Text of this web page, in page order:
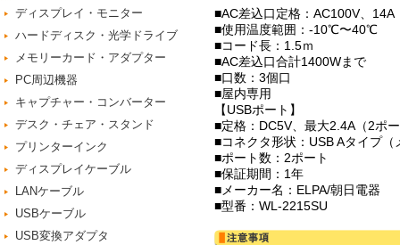
ディスプレイ・モニター
ハードディスク・光学ドライブ
メモリーカード・アダプター
PC周辺機器
キャプチャー・コンバーター
デスク・チェア・スタンド
プリンターインク
ディスプレイケーブル
LANケーブル
USBケーブル
USB変換アダプタ
■AC差込口定格：AC100V、14A
■使用温度範囲：-10℃〜40℃
■コード長：1.5ｍ
■AC差込口合計1400Wまで
■口数：3個口
■屋内専用
【USBポート】
■定格：DC5V、最大2.4A（2ポ
■コネクタ形状：USB Aタイプ（
■ポート数：2ポート
■保証期間：1年
■メーカー名：ELPA/朝日電器
■型番：WL-2215SU